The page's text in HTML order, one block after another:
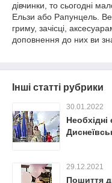
дівчинки, то сьогодні
Ельзи або Рапунцель.
гриму, зачісці,
доповнення до них ви
Інші статті рубрики
30.01.2022
29.12.2021
Пошиття